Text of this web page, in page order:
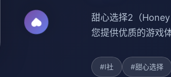
甜心选择2（
您提供优质的游戏体
#I社 #甜心选择